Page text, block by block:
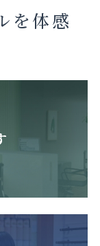
を体感